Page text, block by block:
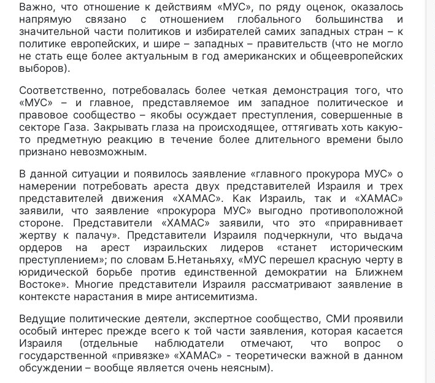
Важно, что отношение к действиям «МУС», по ряду оценок, оказалось
напрямую связано с отношением глобального большинства и
значительной части политиков и избирателей самих западных стран – к
политике европейских, и шире – западных – правительств (что не могло
не стать еще более актуальным в год американских и общеевропейских
выборов).
Соответственно, потребовалась более четкая демонстрация того, что
«МУС» – и главное, представляемое им западное политическое и
правовое сообщество – якобы осуждает преступления, совершенные в
секторе Газа. Закрывать глаза на происходящее, оттягивать хоть какую-
то предметную реакцию в течение более длительного времени было
признано невозможным.
В данной ситуации и появилось заявление «главного прокурора МУС» о
намерении потребовать ареста двух представителей Израиля и трех
представителей движения «ХАМАС». Как Израиль, так и «ХАМАС»
заявили, что заявление «прокурора МУС» выгодно противоположной
стороне. Представители «ХАМАС» заявили, что это «приравнивает
жертву к палачу». Представители Израиля подчеркнули, что выдача
ордеров на арест израильских лидеров «станет историческим
преступлением»; по словам Б.Нетаньяху, «МУС перешел красную черту в
юридической борьбе против единственной демократии на Ближнем
Востоке». Многие представители Израиля рассматривают заявление в
контексте нарастания в мире антисемитизма.
Ведущие политические деятели, экспертное сообщество, СМИ проявили
особый интерес прежде всего к той части заявления, которая касается
Израиля (отдельные наблюдатели отмечают, что вопрос о
государственной «привязке» «ХАМАС» - теоретически важной в данном
обсуждении – вообще является очень неясным).